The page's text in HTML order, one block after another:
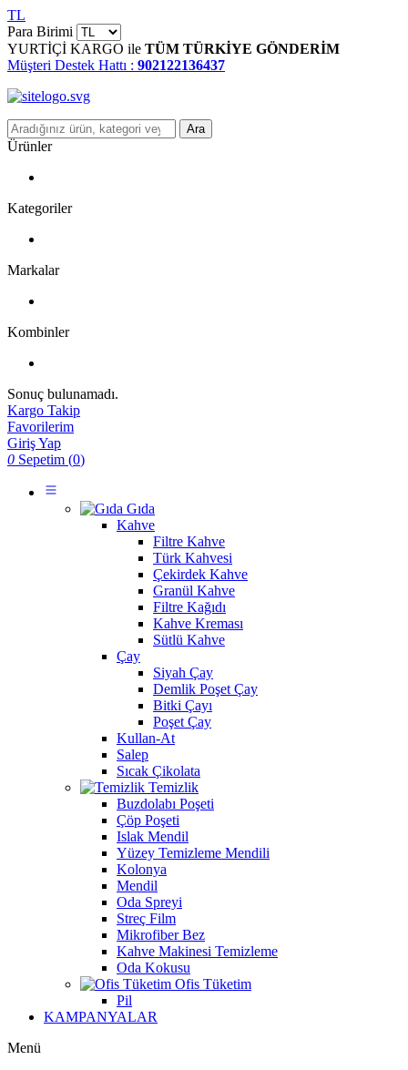
TL
Para Birimi
YURTİÇİ KARGO ile TÜM TÜRKİYE GÖNDERİM
Müşteri Destek Hattı : 902122136437
Ara
Ürünler
Kategoriler
Markalar
Kombinler
Sonuç bulunamadı.
Kargo Takip
Favorilerim
Giriş Yap
0 Sepetim (0)
Gıda
Kahve
Filtre Kahve
Türk Kahvesi
Çekirdek Kahve
Granül Kahve
Filtre Kağıdı
Kahve Kreması
Sütlü Kahve
Çay
Siyah Çay
Demlik Poşet Çay
Bitki Çayı
Poşet Çay
Kullan-At
Salep
Sıcak Çikolata
Temizlik
Buzdolabı Poşeti
Çöp Poşeti
Islak Mendil
Yüzey Temizleme Mendili
Kolonya
Mendil
Oda Spreyi
Streç Film
Mikrofiber Bez
Kahve Makinesi Temizleme
Oda Kokusu
Ofis Tüketim
Pil
KAMPANYALAR
Menü